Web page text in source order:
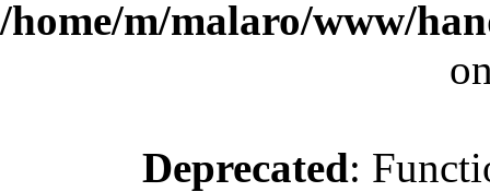
/home/m/malaro/www/
Deprecated: